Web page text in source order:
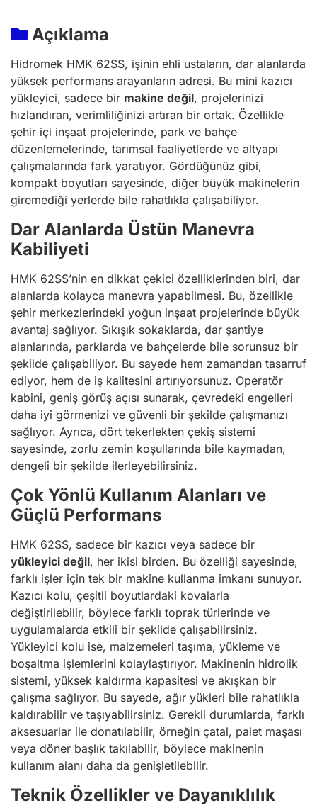
Açıklama
Hidromek HMK 62SS, işinin ehli ustaların, dar alanlarda
yüksek performans arayanların adresi. Bu mini kazıcı
yükleyici, sadece bir makine değil, projelerinizi
hızlandıran, verimliliğinizi artıran bir ortak. Özellikle
şehir içi inşaat projelerinde, park ve bahçe
düzenlemelerinde, tarımsal faaliyetlerde ve altyapı
çalışmalarında fark yaratıyor. Gördüğünüz gibi,
kompakt boyutları sayesinde, diğer büyük makinelerin
giremediği yerlerde bile rahatlıkla çalışabiliyor.
Dar Alanlarda Üstün Manevra
Kabiliyeti
HMK 62SS’nin en dikkat çekici özelliklerinden biri, dar
alanlarda kolayca manevra yapabilmesi. Bu, özellikle
şehir merkezlerindeki yoğun inşaat projelerinde büyük
avantaj sağlıyor. Sıkışık sokaklarda, dar şantiye
alanlarında, parklarda ve bahçelerde bile sorunsuz bir
şekilde çalışabiliyor. Bu sayede hem zamandan tasarruf
ediyor, hem de iş kalitesini artırıyorsunuz. Operatör
kabini, geniş görüş açısı sunarak, çevredeki engelleri
daha iyi görmenizi ve güvenli bir şekilde çalışmanızı
sağlıyor. Ayrıca, dört tekerlekten çekiş sistemi
sayesinde, zorlu zemin koşullarında bile kaymadan,
dengeli bir şekilde ilerleyebilirsiniz.
Çok Yönlü Kullanım Alanları ve
Güçlü Performans
HMK 62SS, sadece bir kazıcı veya sadece bir
yükleyici değil, her ikisi birden. Bu özelliği sayesinde,
farklı işler için tek bir makine kullanma imkanı sunuyor.
Kazıcı kolu, çeşitli boyutlardaki kovalarla
değiştirilebilir, böylece farklı toprak türlerinde ve
uygulamalarda etkili bir şekilde çalışabilirsiniz.
Yükleyici kolu ise, malzemeleri taşıma, yükleme ve
boşaltma işlemlerini kolaylaştırıyor. Makinenin hidrolik
sistemi, yüksek kaldırma kapasitesi ve akışkan bir
çalışma sağlıyor. Bu sayede, ağır yükleri bile rahatlıkla
kaldırabilir ve taşıyabilirsiniz. Gerekli durumlarda, farklı
aksesuarlar ile donatılabilir, örneğin çatal, palet maşası
veya döner başlık takılabilir, böylece makinenin
kullanım alanı daha da genişletilebilir.
Teknik Özellikler ve Dayanıklılık